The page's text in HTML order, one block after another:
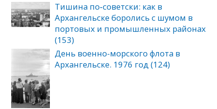
Тишина по‑советски: как в
Архангельске боролись с шумом в
портовых и промышленных районах
(153)
День военно-морского флота в
Архангельске. 1976 год (124)